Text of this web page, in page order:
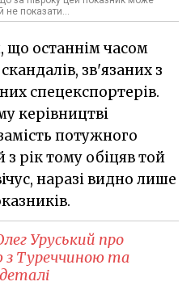
не показати...
що останнім часом
зв'язаних з
спецекспортерів.
керівництві
потужного
з рік тому обіцяв той
наразі видно лише
Уруський про
з Туреччиною та